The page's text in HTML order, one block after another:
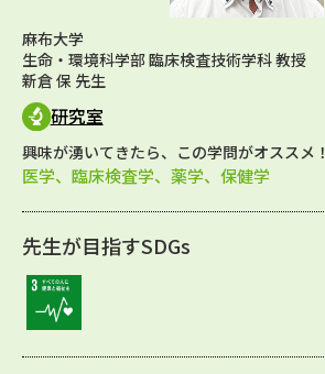
麻布大学
生命・環境科学部 臨床検査技術学科 教授
新倉 保 先生
研究室
興味が湧いてきたら、この学問がオススメ！
医学、臨床検査学、薬学、保健学
先生が目指すSDGs